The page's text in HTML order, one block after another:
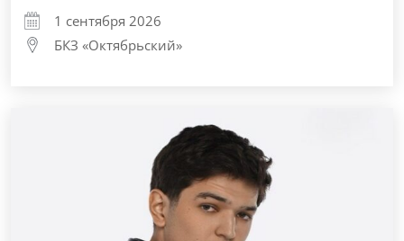
1 сентября 2026
БКЗ «Октябрьский»